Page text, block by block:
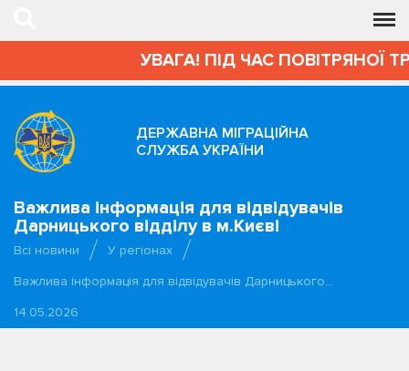
УВАГА! ПІД ЧАС ПОВІТРЯНОЇ
ДЕРЖАВНА МІГРАЦІЙНА
СЛУЖБА УКРАЇНИ
Важлива інформація для відвідувачів
Дарницького відділу в м.Києві
Всі новини
У регіонах
Важлива інформація для відвідувачів Дарницького…
14.05.2026